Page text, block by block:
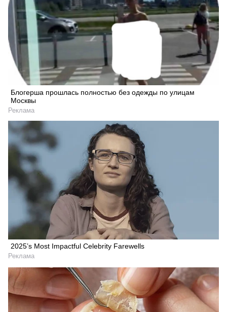
Блогерша прошлась полностью без одежды по улицам
Москвы
Реклама
2025’s Most Impactful Celebrity Farewells
Реклама